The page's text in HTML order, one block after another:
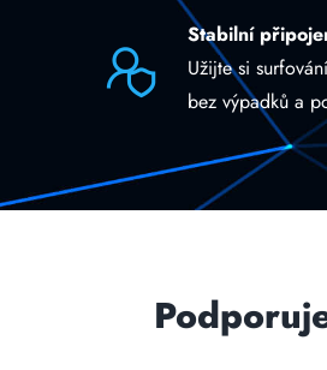
Stabilní
Užijte si
bez výpadků a